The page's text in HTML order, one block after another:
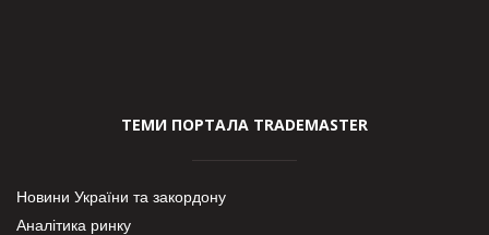
ТЕМИ ПОРТАЛА TRADEMASTER
Новини України та закордону
Аналітика ринку